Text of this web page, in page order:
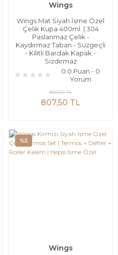
Wings
Wings Mat Siyah İsme Özel
Çelik Kupa 400ml. | 304
Paslanmaz Çelik -
Kaydırmaz Taban - Süzgeçli
- Kilitli Bardak Kapak -
Sızdırmaz
0.0 Puan - 0
Yorum
807,50 TL
850,00 TL
%5
Wings